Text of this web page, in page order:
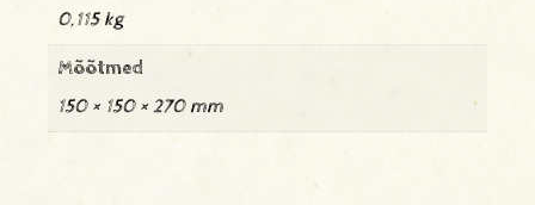
0,115 kg
Mõõtmed
150 × 150 × 270 mm